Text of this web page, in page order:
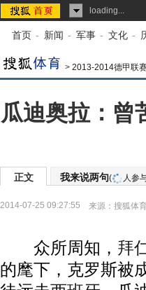
loading...
首页 - 新闻 - 军事 - 文化 -
> 2013-2014德甲联
瓜迪奥拉：曾
正文 我来说两句( 人参
2014-07-25 09:27:55 来源： 搜狐体
众所周知， 拜
的麾下，克罗斯被